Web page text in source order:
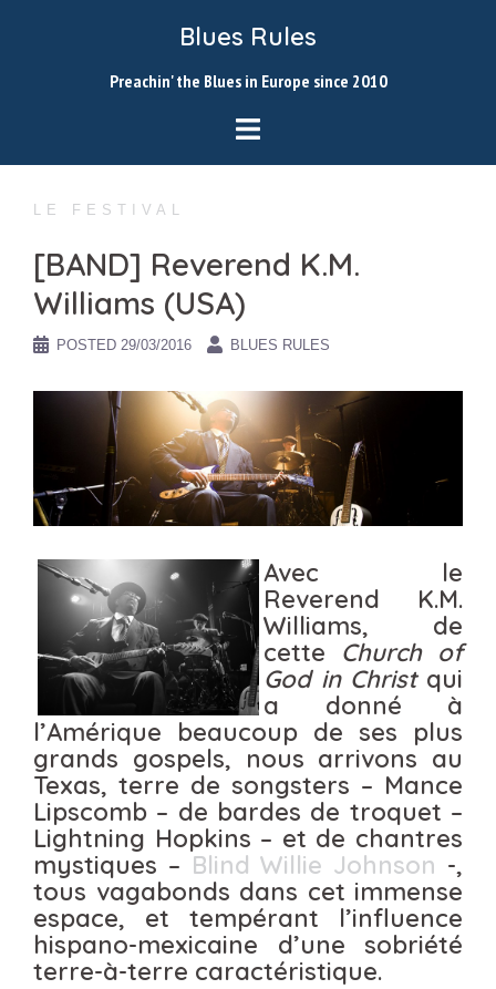
Blues Rules
Preachin' the Blues in Europe since 2010
LE FESTIVAL
[BAND] Reverend K.M.
Williams (USA)
POSTED 29/03/2016 BLUES RULES
Avec le
Reverend K.M.
Williams, de
cette Church of
God in Christqui
a donné à
l’Amérique beaucoup de ses plus
grands gospels, nous arrivons au
Texas, terre de songsters – Mance
Lipscomb – de bardes de troquet –
Lightning Hopkins – et de chantres
mystiques – Blind Willie Johnson -,
tous vagabonds dans cet immense
espace, et tempérant l’influence
hispano-mexicaine d’une sobriété
terre-à-terre caractéristique.